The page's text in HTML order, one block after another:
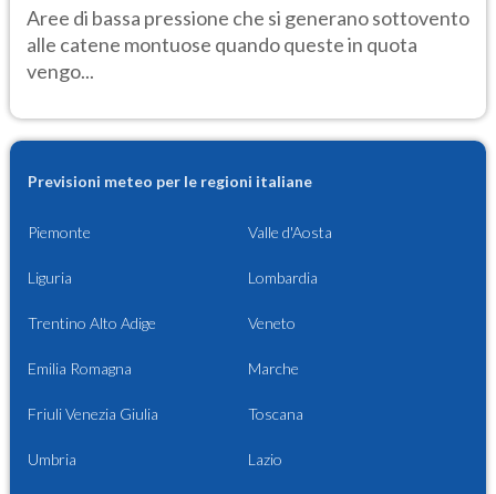
Aree di bassa pressione che si generano sottovento
alle catene montuose quando queste in quota
vengo...
Previsioni meteo per le regioni italiane
Piemonte Valle d'Aosta
Liguria Lombardia
Trentino Alto Adige Veneto
Emilia Romagna Marche
Friuli Venezia Giulia Toscana
Umbria Lazio